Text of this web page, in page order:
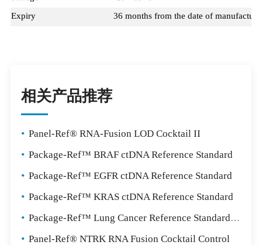
Expiry
36 months from the date of manufacture
相关产品推荐
• Panel-Ref® RNA-Fusion LOD Cocktail II
• Package-Ref™ BRAF ctDNA Reference Standard
• Package-Ref™ EGFR ctDNA Reference Standard
• Package-Ref™ KRAS ctDNA Reference Standard
• Package-Ref™ Lung Cancer Reference Standard Package
• Panel-Ref® NTRK RNA Fusion Cocktail Control